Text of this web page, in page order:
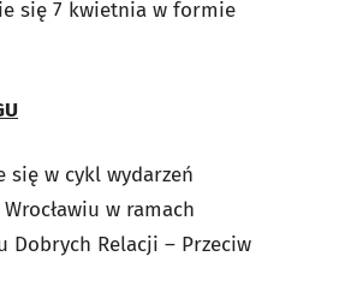
się 7 kwietnia w formie
się w cykl wydarzeń
w ramach
Dobrych Relacji – Przeciw